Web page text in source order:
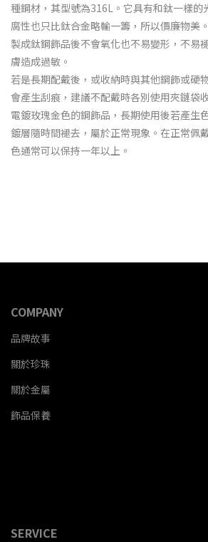
種鋼材，其型號為316L。它具有和鈦一樣的
腐性也只比鈦合金略輸一籌，所以價廉物美。
製成鈦鋼飾品後不會氧化也不易變形，不易
膚造成過敏。
若是長期配戴後，或收納時與其他鋼飾或硬
會產生刮痕，建議不配戴時各別使用夾鏈袋
電鍍玫瑰金色的鋼飾品，長期使用後若產生
鍍層隨時間褪去，屬於正常現象。在正常佩
色通常可以保持一年以上。
COMPANY
品牌故事
關於珍珠
關於金屬
飾品保養
SERVICE